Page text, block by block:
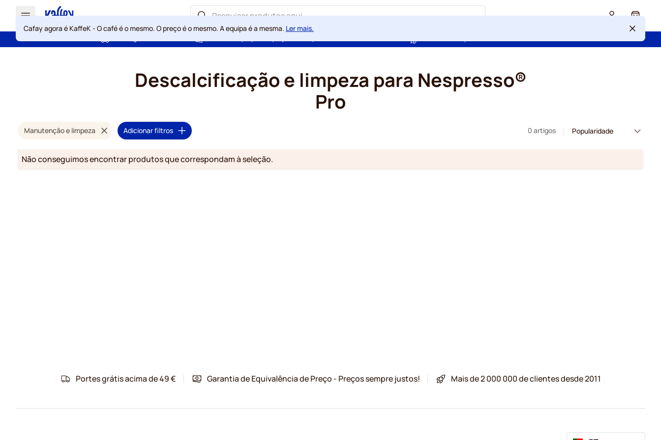
Cart
Cafay agora é KaffeK - O café é o mesmo. O preço é o mesmo. A equipa é a mesma. Ler mais.
Descalcificação e limpeza para Nespresso®
Pro
Manutenção e limpeza Adicionar filtros 0 artigos
Não conseguimos encontrar produtos que correspondam à seleção.
Portes grátis acima de 49 € Garantia de Equivalência de Preço - Preços sempre justos! Mais de 2 000 000 de clientes desde 2011